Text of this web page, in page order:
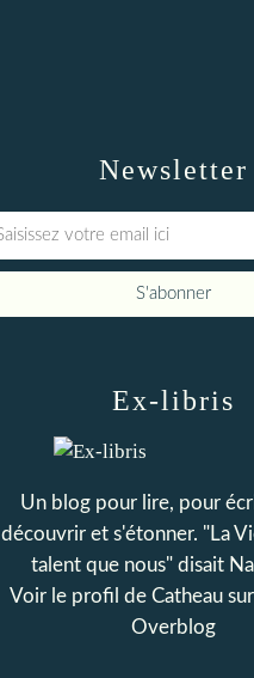
Newsletter
Ex-libris
Un blog pour lire, pour
découvrir et s'étonner. "La
talent que nous" disait
Voir le profil de Catheau
Overblog